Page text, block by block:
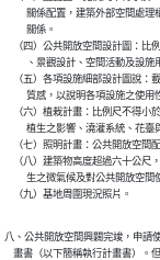
關係配置，建築外部空間
          關係。
（四）公共開放空間設計圖：
、景觀設計、空間活動及設
（五）各項設施細部設計圖說
質感，以說明各項設施之使
（六）植栽計畫：比例尺不得
植生之影響、澆灌系統、
（七）照明計畫：公共開放空
（八）建築物高度超過六十公
生之微氣候及對公共開放空
    （九）基地周圍現況照片。
八、公共開放空間興闢完竣，申請
畫書（以下簡稱執行計畫書）